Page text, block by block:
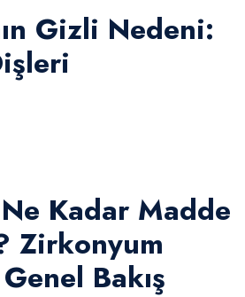
Gizli Nedeni:
Kadar Madde
Zirkonyum
Bakış